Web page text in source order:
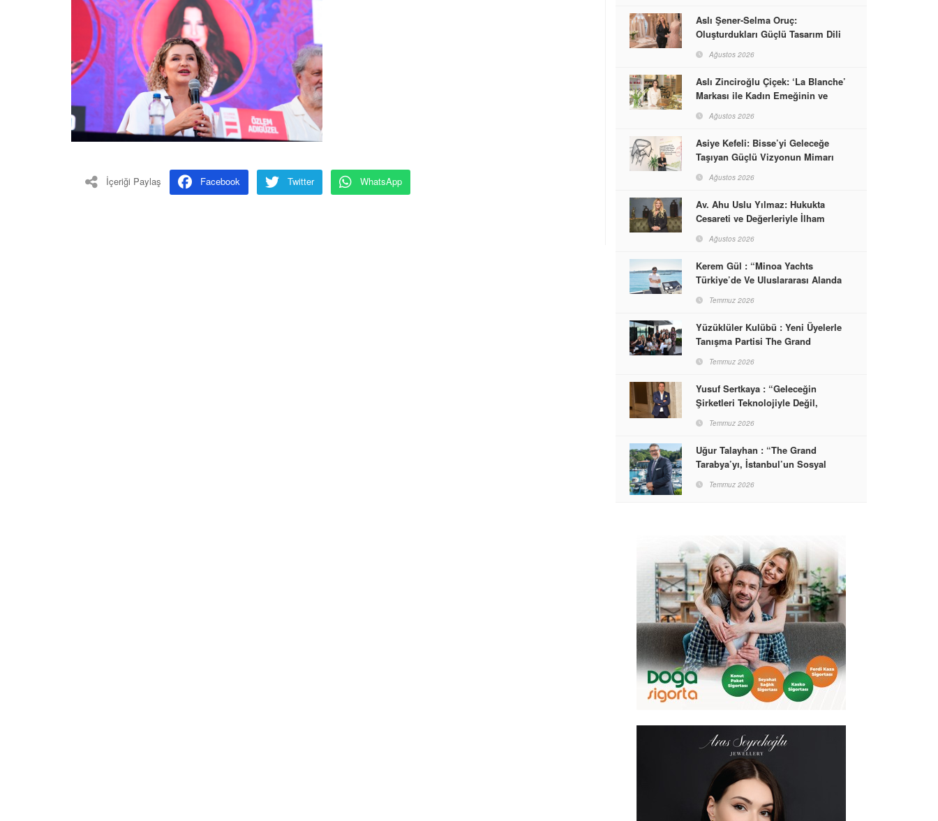
İçeriği Paylaş Facebook Twitter WhatsApp
Aslı Şener-Selma Oruç:
Oluşturdukları Güçlü Tasarım Dili
Dünyasına İmzalarını Attılar
Ağustos 2026
Aslı Zinciroğlu Çiçek: ‘La Blanche’
Markası ile Kadın Emeğinin ve
Başarabileceğinin En Güzel
Örneğini Sunuyor
Ağustos 2026
Asiye Kefeli: Bisse’yi Geleceğe
Taşıyan Güçlü Vizyonun Mimarı
Ağustos 2026
Av. Ahu Uslu Yılmaz: Hukukta
Cesareti ve Değerleriyle İlham
Ağustos 2026
Kerem Gül : “Minoa Yachts
Türkiye’de Ve Uluslararası Alanda
Markası Olacak”
Temmuz 2026
Yüzüklüler Kulübü : Yeni Üyelerle
Tanışma Partisi The Grand
Temmuz 2026
Yusuf Sertkaya : “Geleceğin
Şirketleri Teknolojiyle Değil,
Temmuz 2026
Uğur Talayhan : “The Grand
Tarabya’yı, İstanbul’un Sosyal
Destinasyon Haline Getirmeyi
Temmuz 2026